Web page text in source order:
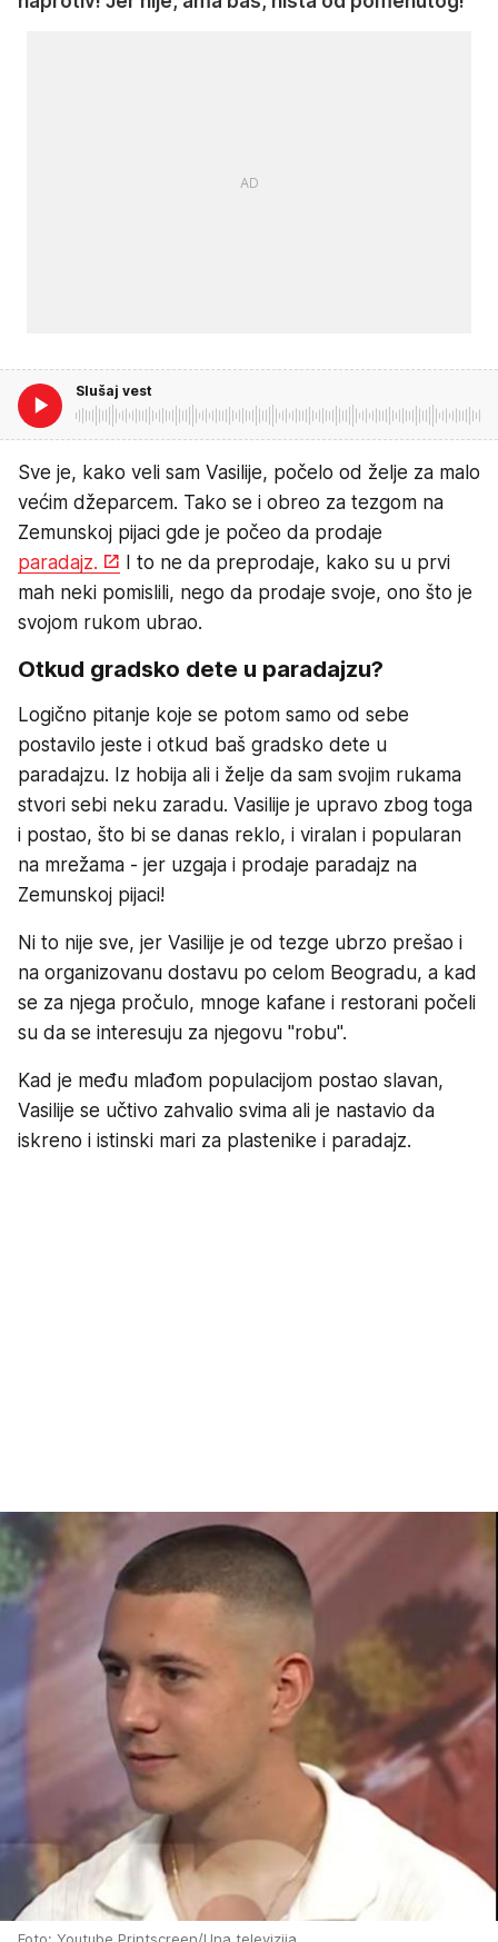
Slušaj vest
Sve je, kako veli sam Vasilije, počelo od želje za malo
većim džeparcem. Tako se i obreo za tezgom na
Zemunskoj pijaci gde je počeo da prodaje
paradajz.
I to ne da preprodaje, kako su u prvi
mah neki pomislili, nego da prodaje svoje, ono što je
svojom rukom ubrao.
Otkud gradsko dete u paradajzu?
Logično pitanje koje se potom samo od sebe
postavilo jeste i otkud baš gradsko dete u
paradajzu. Iz hobija ali i želje da sam svojim rukama
stvori sebi neku zaradu. Vasilije je upravo zbog toga
i postao, što bi se danas reklo, i viralan i popularan
na mrežama - jer uzgaja i prodaje paradajz na
Zemunskoj pijaci!
Ni to nije sve, jer Vasilije je od tezge ubrzo prešao i
na organizovanu dostavu po celom Beogradu, a kad
se za njega pročulo, mnoge kafane i restorani počeli
su da se interesuju za njegovu "robu".
Kad je među mlađom populacijom postao slavan,
Vasilije se učtivo zahvalio svima ali je nastavio da
iskreno i istinski mari za plastenike i paradajz.